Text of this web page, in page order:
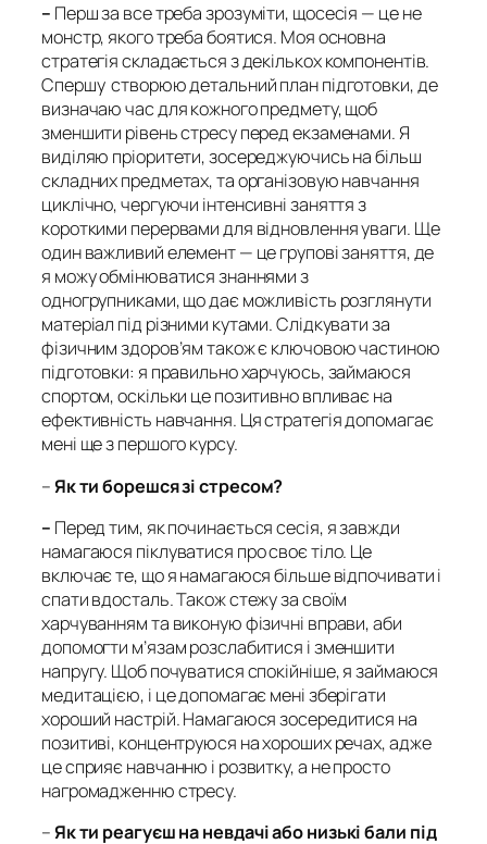
– Перш за все треба зрозуміти, щосесія — це не
монстр, якого треба боятися. Моя основна
стратегія складається з декількох компонентів.
Спершу створюю детальний план підготовки, де
визначаю час для кожного предмету, щоб
зменшити рівень стресу перед екзаменами. Я
виділяю пріоритети, зосереджуючись на більш
складних предметах, та організовую навчання
циклічно, чергуючи інтенсивні заняття з
короткими перервами для відновлення уваги. Ще
один важливий елемент — це групові заняття, де
я можу обмінюватися знаннями з
одногрупниками, що дає можливість розглянути
матеріал під різними кутами. Слідкувати за
фізичним здоров’ям також є ключовою частиною
підготовки: я правильно харчуюсь, займаюся
спортом, оскільки це позитивно впливає на
ефективність навчання. Ця стратегія допомагає
мені ще з першого курсу.
–Як ти борешся зі стресом?
– Перед тим, як починається сесія, я завжди
намагаюся піклуватися про своє тіло. Це
включає те, що я намагаюся більше відпочивати і
спати вдосталь. Також стежу за своїм
харчуванням та виконую фізичні вправи, аби
допомогти м’язам розслабитися і зменшити
напругу. Щоб почуватися спокійніше, я займаюся
медитацією, і це допомагає мені зберігати
хороший настрій. Намагаюся зосередитися на
позитиві, концентруюся на хороших речах, адже
це сприяє навчанню і розвитку, а не просто
нагромадженню стресу.
–Як ти реагуєш на невдачі або низькі бали під